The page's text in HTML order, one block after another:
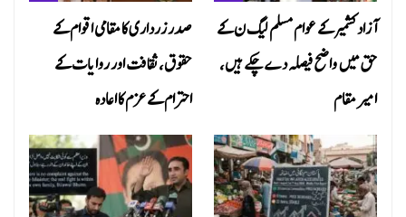
صدر زرداری کا مقامی اقوام کے
حقوق، ثقافت اور روایات کے
احترام کے عزم کا اعادہ
آزاد کشمیر کے عوام مسلم لیگ ن کے
حق میں واضح فیصلہ دے چکے ہیں،
امیر مقام